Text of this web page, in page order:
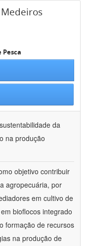
Pesca
da
na produção
objetivo contribuir
agropecuária, por
em cultivo de
bioflocos integrado
formação de recursos
na produção de